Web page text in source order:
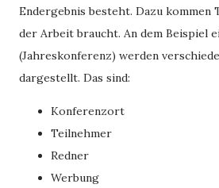
Endergebnis besteht. Dazu kommen
der Arbeit braucht. An dem Beispiel
(Jahreskonferenz) werden
dargestellt. Das sind:
Konferenzort
Teilnehmer
Redner
Werbung